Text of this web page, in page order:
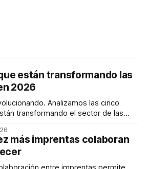
están transformando las
2026
Analizamos las cinco
transformando el sector de las
más imprentas colaboran